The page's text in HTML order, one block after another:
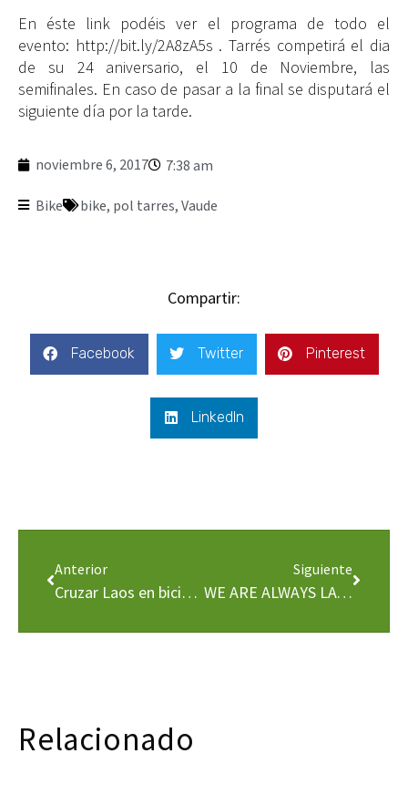
En éste link podéis ver el programa de todo el
evento: http://bit.ly/2A8zA5s . Tarrés competirá el dia
de su 24 aniversario, el 10 de Noviembre, las
semifinales. En caso de pasar a la final se disputará el
siguiente día por la tarde.
noviembre 6, 2017 7:38 am
Bike bike, pol tarres, Vaude
Compartir:
Facebook Twitter Pinterest
LinkedIn
Anterior
Cruzar Laos en bicicleta? Bike2Reality
Siguiente
WE ARE ALWAYS LATE !
Relacionado